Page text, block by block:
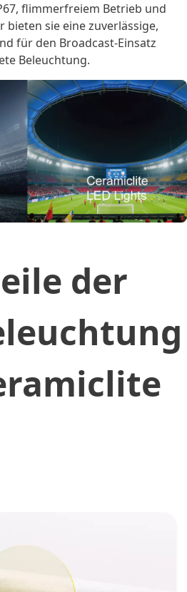
flimmerfreiem Betrieb und
bieten sie eine zuverlässige,
für den Broadcast-Einsatz
Beleuchtung.
der